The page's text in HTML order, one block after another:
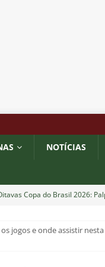
NOTÍCIAS
Copa do Brasil 2026:
Vinicius Toledo detona
jogos e onde assistir